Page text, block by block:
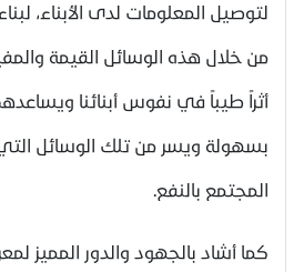
لتوصيل المعلومات لدى الأبناء،
من خلال هذه الوسائل القيمة
أثراً طيباً في نفوس أبنائنا
بسهولة ويسر من تلك الوسائل
المجتمع بالنفع.
كما أشاد بالجهود والدور المميز